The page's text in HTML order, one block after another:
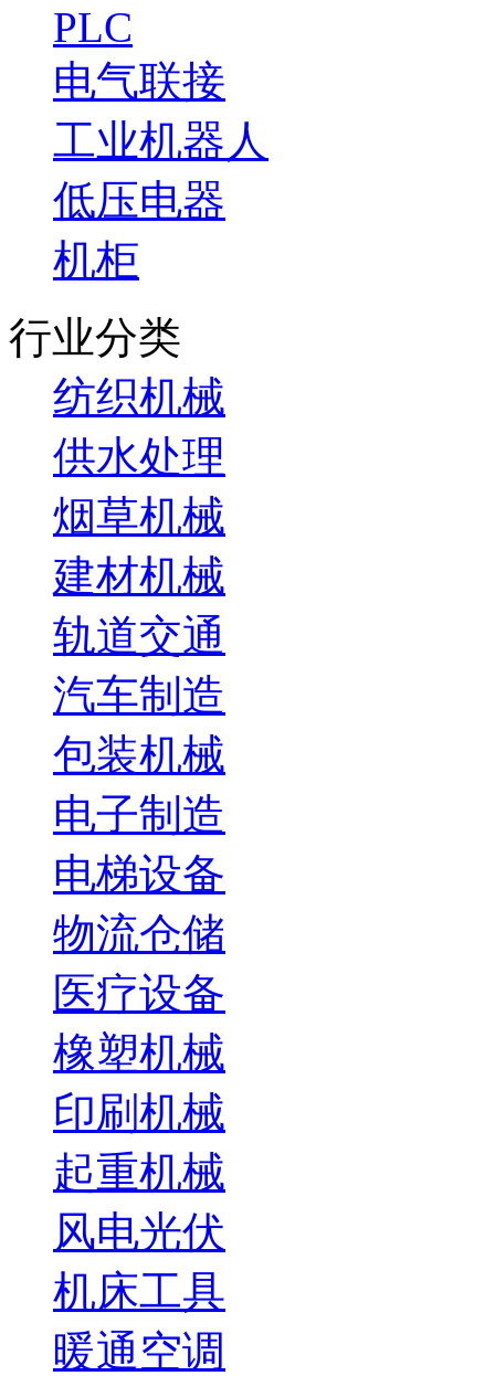
PLC
电气联接
工业机器人
低压电器
机柜
行业分类
纺织机械
供水处理
烟草机械
建材机械
轨道交通
汽车制造
包装机械
电子制造
电梯设备
物流仓储
医疗设备
橡塑机械
印刷机械
起重机械
风电光伏
机床工具
暖通空调